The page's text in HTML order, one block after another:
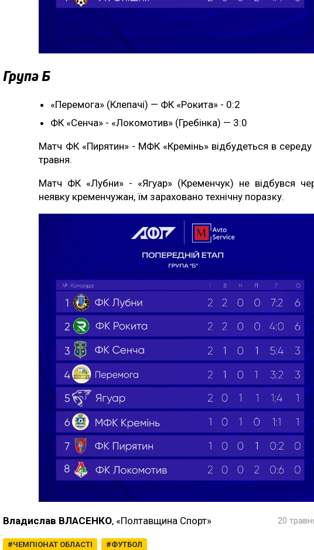
Група Б
«Перемога» (Клепачі) — ФК «Рокита» - 0:2
ФК «Сенча» - «Локомотив» (Гребінка) — 3:0
Матч ФК «Пирятин» - МФК «Кремінь» відбудеться в
травня.
Матч ФК «Лубни» - «Ягуар» (Кременчук) не відбувся
неявку кременчужан, їм зараховано технічну поразку.
Владислав ВЛАСЕНКО, «Полтавщина Спорт»
ЧЕМПІОНАТ ОБЛАСТІ ФУТБОЛ
20